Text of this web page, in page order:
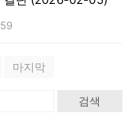
마지막
검색